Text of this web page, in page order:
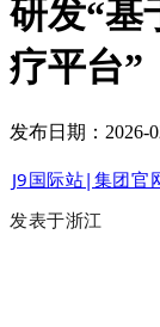
研发“基
疗平台”
发布日期：2026-
J9国际站|集团官
发表于浙江